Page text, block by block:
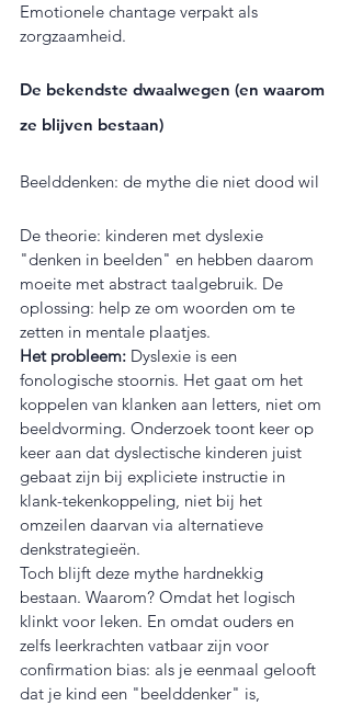
Emotionele chantage verpakt als
zorgzaamheid.
De bekendste dwaalwegen (en waarom
ze blijven bestaan)
Beelddenken: de mythe die niet dood wil
De theorie: kinderen met dyslexie
"denken in beelden" en hebben daarom
moeite met abstract taalgebruik. De
oplossing: help ze om woorden om te
zetten in mentale plaatjes.
Het probleem: Dyslexie is een
fonologische stoornis. Het gaat om het
koppelen van klanken aan letters, niet om
beeldvorming. Onderzoek toont keer op
keer aan dat dyslectische kinderen juist
gebaat zijn bij expliciete instructie in
klank-tekenkoppeling, niet bij het
omzeilen daarvan via alternatieve
denkstrategieën.
Toch blijft deze mythe hardnekkig
bestaan. Waarom? Omdat het logisch
klinkt voor leken. En omdat ouders en
zelfs leerkrachten vatbaar zijn voor
confirmation bias: als je eenmaal gelooft
dat je kind een "beelddenker" is,